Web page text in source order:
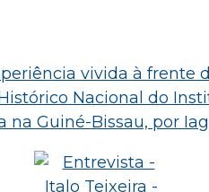
vivida à frente
Nacional do
na Guiné-Bissau, por